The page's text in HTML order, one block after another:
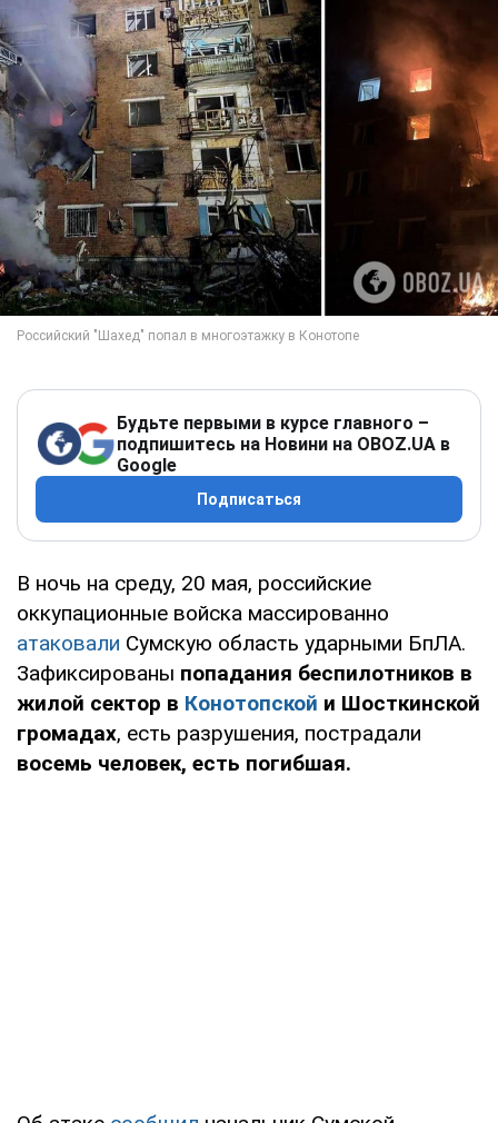
Будьте первыми в курсе главного –
подпишитесь на Новини на OBOZ.UA в
Google
Подписаться
В ночь на среду, 20 мая, российские
оккупационные войска массированно
атаковали Сумскую область ударными БпЛА.
Зафиксированы попадания беспилотников в
жилой сектор в Конотопской и Шосткинской
громадах, есть разрушения, пострадали
восемь человек, есть погибшая.